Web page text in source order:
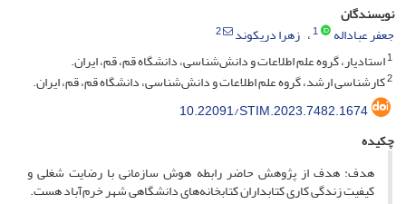
نویسندگان
جعفر عباداله
1 زهرا دریکوند
2
1استادیار، گروه علم اطلاعات و دانش‌شناسی، دانشگاه قم، قم، ایران.
2کارشناسی ارشد، گروه علم اطلاعات و دانش‌شناسی، دانشگاه قم، قم، ایران.
10.22091/STIM.2023.7482.1674
چکیده
هدف: هدف از پژوهش حاضر رابطه هوش سازمانی با رضایت شغلی و
کیفیت زندگی کاری کتابداران کتابخانه‌های دانشگاهی شهر خرم‌آباد هست.